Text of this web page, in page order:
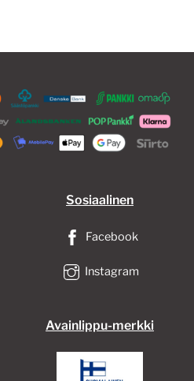
Voit
valinnat
tuotteen
sivulla.
Voit
Sosiaalinen
Facebook
Instagram
Avainlippu-merkki